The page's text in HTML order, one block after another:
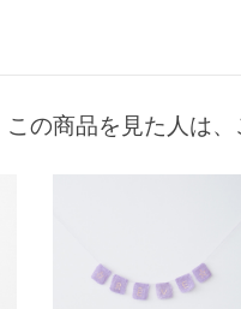
この商品を見た人は